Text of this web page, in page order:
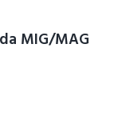
MIG/MAG